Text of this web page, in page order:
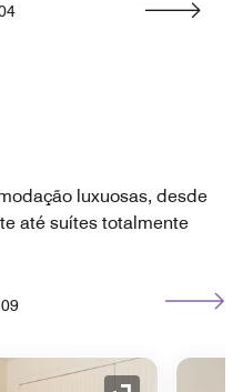
luxuosas, desde
até suítes totalmente
09